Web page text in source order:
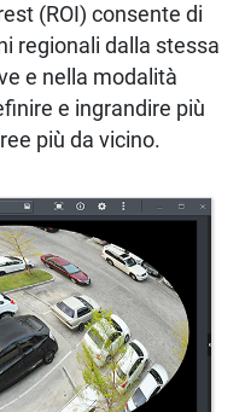
(ROI) consente di
regionali dalla stessa
e nella modalità
e ingrandire più
più da vicino.